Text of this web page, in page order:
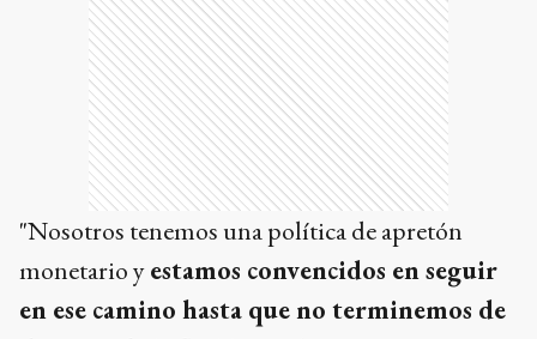
"Nosotros tenemos una política de apretón
monetario yestamos convencidos en seguir
en ese camino hasta que no terminemos de